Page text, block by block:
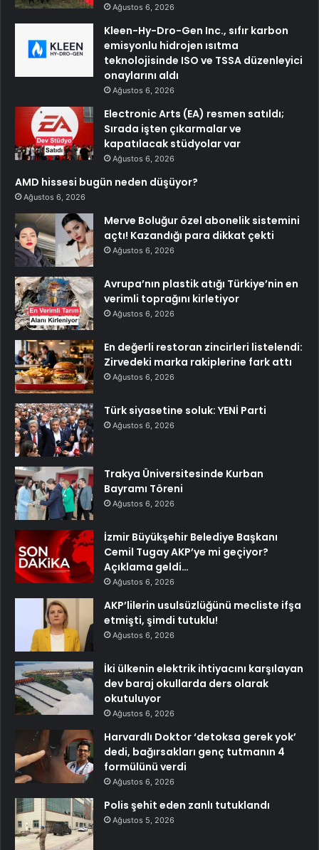
Ağustos 6, 2026
Kleen-Hy-Dro-Gen Inc., sıfır karbon
emisyonlu hidrojen ısıtma
teknolojisinde ISO ve TSSA düzenleyici
onaylarını aldı
Ağustos 6, 2026
Electronic Arts (EA) resmen satıldı;
Sırada işten çıkarmalar ve
kapatılacak stüdyolar var
Ağustos 6, 2026
AMD hissesi bugün neden düşüyor?
Ağustos 6, 2026
Merve Boluğur özel abonelik sistemini
açtı! Kazandığı para dikkat çekti
Ağustos 6, 2026
Avrupa’nın plastik atığı Türkiye’nin en
verimli toprağını kirletiyor
Ağustos 6, 2026
En değerli restoran zincirleri listelendi:
Zirvedeki marka rakiplerine fark attı
Ağustos 6, 2026
Türk siyasetine soluk: YENİ Parti
Ağustos 6, 2026
Trakya Üniversitesinde Kurban
Bayramı Töreni
Ağustos 6, 2026
İzmir Büyükşehir Belediye Başkanı
Cemil Tugay AKP’ye mi geçiyor?
Açıklama geldi…
Ağustos 6, 2026
AKP’lilerin usulsüzlüğünü mecliste ifşa
etmişti, şimdi tutuklu!
Ağustos 6, 2026
İki ülkenin elektrik ihtiyacını karşılayan
dev baraj okullarda ders olarak
okutuluyor
Ağustos 6, 2026
Harvardlı Doktor ‘detoksa gerek yok’
dedi, bağırsakları genç tutmanın 4
formülünü verdi
Ağustos 6, 2026
Polis şehit eden zanlı tutuklandı
Ağustos 5, 2026